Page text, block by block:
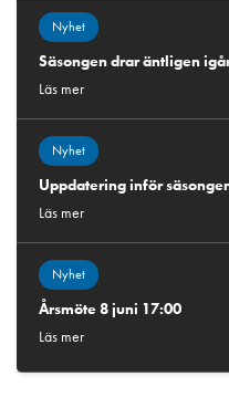
Nyhet
Säsongen drar äntligen
Läs mer
Nyhet
Uppdatering inför
Läs mer
Nyhet
Årsmöte 8 juni 17:00
Läs mer